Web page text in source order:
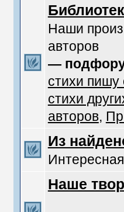
Наши
авторов
—
стихи пишу
стихи
авторов,
Из
Наше